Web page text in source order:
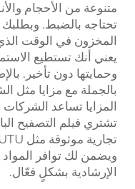
متنوعة من الأحجام
تحتاجه بالضبط. وبطلبك
المخزون في الوقت
يعني أنك تستطيع
وحمايتها دون تأخير.
بالجملة مع مزايا مثل
المزايا تساعد
تشتري فيلم التصفيح
ويضمن لك توافر المواد
الإرشادية بشكلٍ فعّال.